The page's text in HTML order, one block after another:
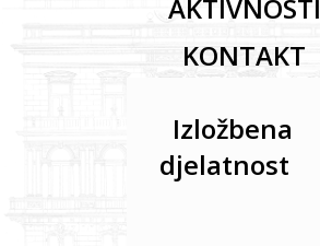
AKTIVNOSTI
KONTAKT
Izložbena
djelatnost
Uključi/isključi
Uključi/isključi